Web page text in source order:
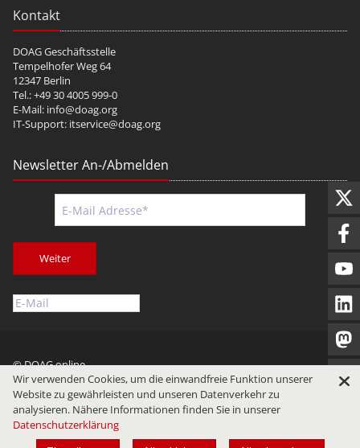
Kontakt
DOAG Geschäftsstelle
Tempelhofer Weg 64
12347 Berlin
Tel.: +49 30 4005 999-0
E-Mail: info@doag.org
IT-Support: itservice@doag.org
Newsletter An-/Abmelden
Weiter
© DOAG online
Impressum
Datenschutz Nutzungsbedingungen
Wir verwenden Cookies, um die einwandfreie Funktion unserer
Website zu gewährleisten und unseren Datenverkehr zu
analysieren. Nähere Informationen finden Sie in unserer
Datenschutzerklärung